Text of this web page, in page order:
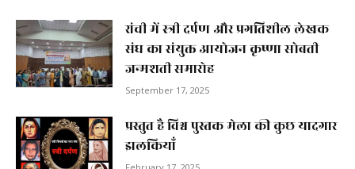
रांची में स्त्री दर्पण और प्रगतिशील लेखक
संघ का संयुक्त आयोजन कृष्णा सोबती
जन्मशती समारोह
September 17, 2025
प्रस्तुत है विश्व पुस्तक मेला की कुछ यादगार
झलकियाॅं